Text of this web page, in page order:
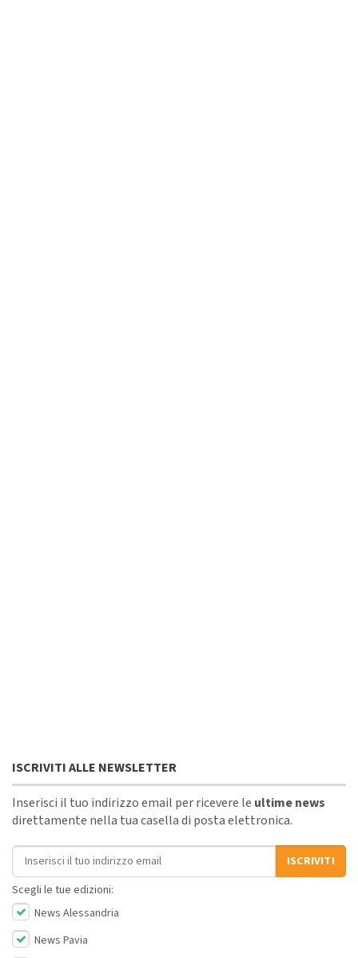
ISCRIVITI ALLE NEWSLETTER
Inserisci il tuo indirizzo email per ricevere le ultime news
direttamente nella tua casella di posta elettronica.
Indirizzo email
ISCRIVITI
Scegli le tue edizioni:
News Alessandria
News Pavia